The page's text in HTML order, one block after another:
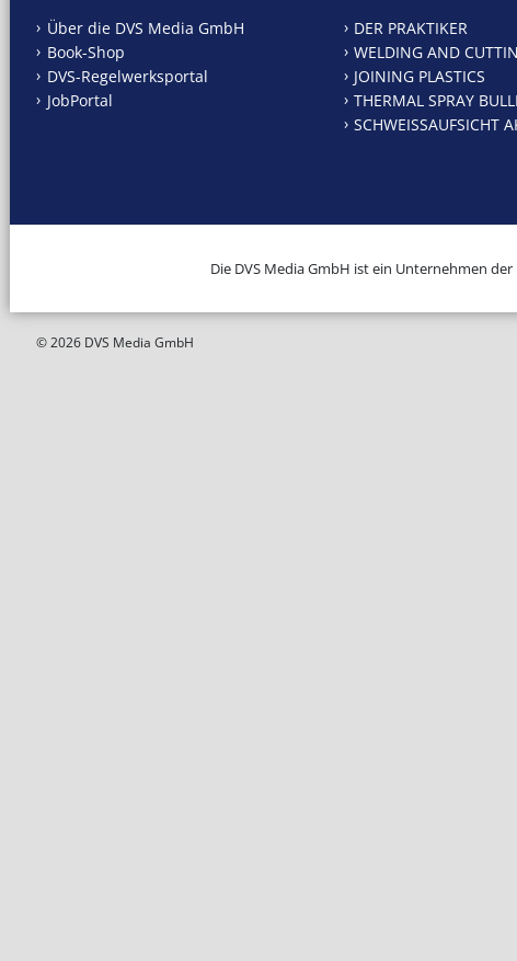
Über die DVS Media GmbH
Book-Shop
DVS-Regelwerksportal
JobPortal
DER PRAKTIKER
WELDING AND
JOINING PLASTICS
THERMAL SPRAY
SCHWEISSAUFSICHT
Die DVS Media GmbH ist ein Unternehmen der
© 2026 DVS Media GmbH